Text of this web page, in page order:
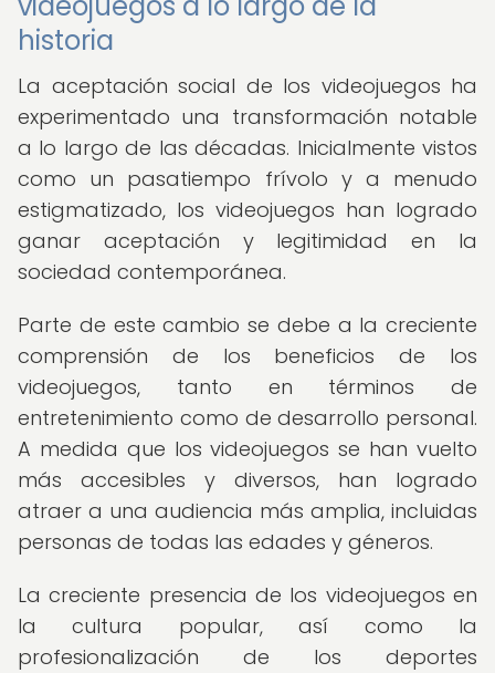
historia
La aceptación social de los videojuegos ha
experimentado una transformación notable
a lo largo de las décadas. Inicialmente vistos
como un pasatiempo frívolo y a menudo
estigmatizado, los videojuegos han logrado
ganar aceptación y legitimidad en la
sociedad contemporánea.
Parte de este cambio se debe a la creciente
comprensión de los beneficios de los
videojuegos, tanto en términos de
entretenimiento como de desarrollo personal.
A medida que los videojuegos se han vuelto
más accesibles y diversos, han logrado
atraer a una audiencia más amplia, incluidas
personas de todas las edades y géneros.
La creciente presencia de los videojuegos en
la cultura popular, así como la
profesionalización de los deportes